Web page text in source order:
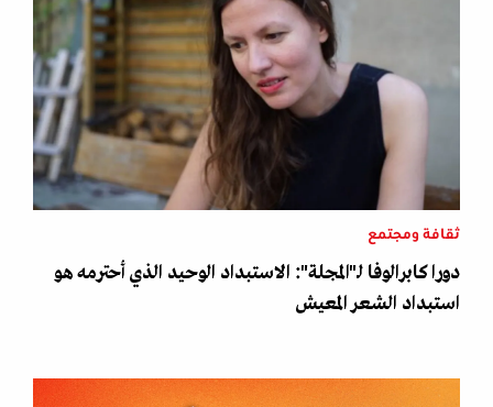
ثقافة ومجتمع
دورا كابرالوفا لـ"المجلة": الاستبداد الوحيد الذي أحترمه هو
استبداد الشعر المعيش